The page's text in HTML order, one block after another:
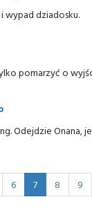
wypad dziadosku.
pomarzyć o
Odejdzie Onana,
6 7 8 9